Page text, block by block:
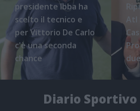
presidente Ibba ha
scelto il tecnico e
per Vittorio De Carlo
c'è una seconda
chance
Atl
Diario Sportivo